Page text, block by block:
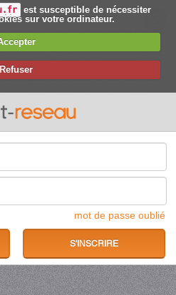
est susceptible de nécessiter
sur votre ordinateur.
Refuser
mot de passe oublié
S'INSCRIRE